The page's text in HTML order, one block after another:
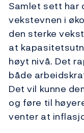
Samlet sett har
vekstevnen i
den sterke
at
høyt nivå. Det
både
Det vil kunne
og føre til
venter at